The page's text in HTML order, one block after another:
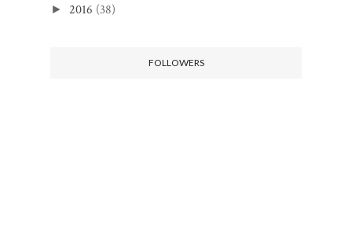
► 2016 (38)
FOLLOWERS